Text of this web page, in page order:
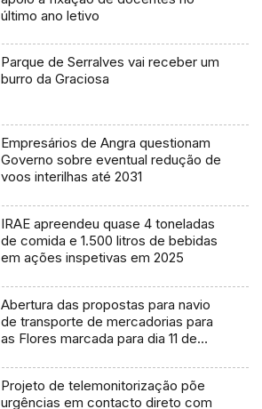
último ano letivo
Parque de Serralves vai receber um
burro da Graciosa
Empresários de Angra questionam
Governo sobre eventual redução de
voos interilhas até 2031
IRAE apreendeu quase 4 toneladas
de comida e 1.500 litros de bebidas
em ações inspetivas em 2025
Abertura das propostas para navio
de transporte de mercadorias para
as Flores marcada para dia 11 de
Projeto de telemonitorização põe
urgências em contacto direto com